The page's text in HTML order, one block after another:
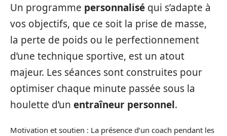
Un programme personnalisé qui s’adapte à
vos objectifs, que ce soit la prise de masse,
la perte de poids ou le perfectionnement
d’une technique sportive, est un atout
majeur. Les séances sont construites pour
optimiser chaque minute passée sous la
houlette d’un entraîneur personnel.
Motivation et soutien : La présence d’un coach pendant les